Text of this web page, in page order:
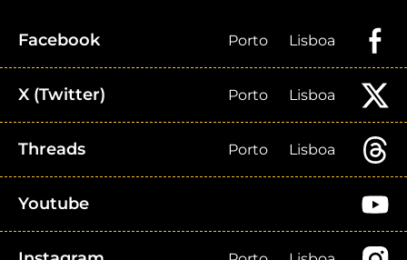
Facebook Porto Lisboa
X (Twitter) Porto Lisboa
Threads Porto Lisboa
Youtube